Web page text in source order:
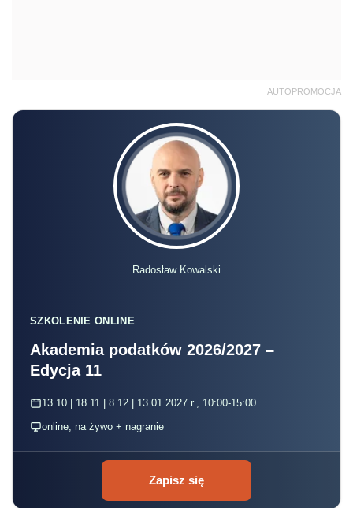
AUTOPROMOCJA
Radosław Kowalski
SZKOLENIE ONLINE
Akademia podatków 2026/2027 –
Edycja 11
13.10 | 18.11 | 8.12 | 13.01.2027 r., 10:00-15:00
online, na żywo + nagranie
Zapisz się